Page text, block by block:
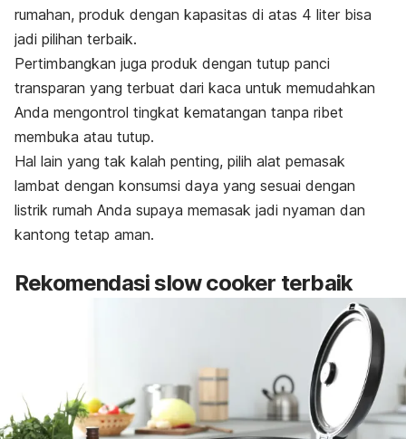
rumahan, produk dengan kapasitas di atas 4 liter bisa
jadi pilihan terbaik.
Pertimbangkan juga produk dengan tutup panci
transparan yang terbuat dari kaca untuk memudahkan
Anda mengontrol tingkat kematangan tanpa ribet
membuka atau tutup.
Hal lain yang tak kalah penting, pilih alat pemasak
lambat dengan konsumsi daya yang sesuai dengan
listrik rumah Anda supaya memasak jadi nyaman dan
kantong tetap aman.
Rekomendasislow cooker terbaik